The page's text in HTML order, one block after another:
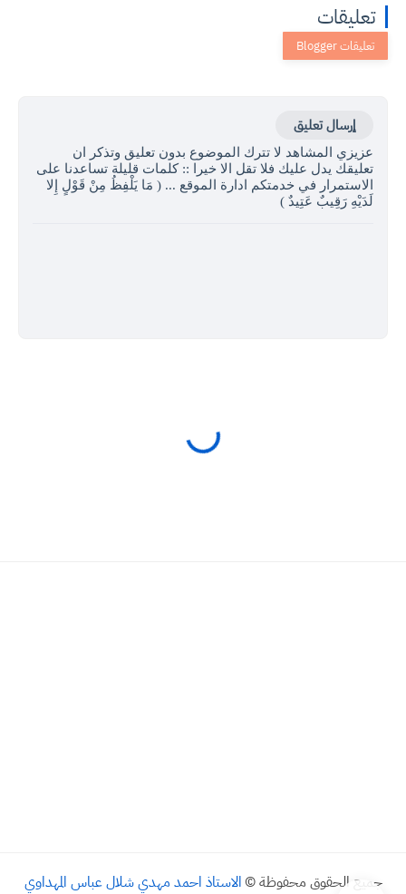
تعليقات
إرسال تعليق
عزيزي المشاهد لا تترك الموضوع بدون تعليق وتذكر ان
تعليقك يدل عليك فلا تقل الا خيرا :: كلمات قليلة تساعدنا على
الاستمرار في خدمتكم ادارة الموقع ... ( مَا يَلْفِظُ مِنْ قَوْلٍ إِلا
لَدَيْهِ رَقِيبٌ عَتِيدٌ )
جميع الحقوق محفوظة © الاستاذ احمد مهدي شلال عباس المهداوي